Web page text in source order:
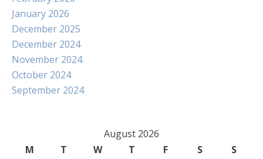
January 2026
December 2025
December 2024
November 2024
October 2024
September 2024
August 2026
M
T W T F S
S